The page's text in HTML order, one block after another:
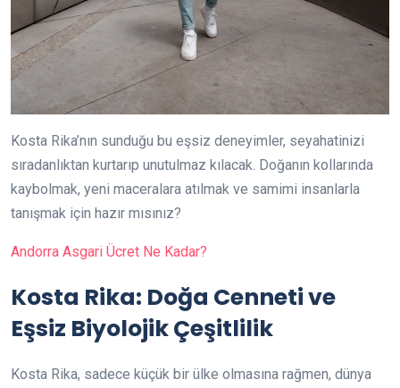
Kosta Rika’nın sunduğu bu eşsiz deneyimler, seyahatinizi
sıradanlıktan kurtarıp unutulmaz kılacak. Doğanın kollarında
kaybolmak, yeni maceralara atılmak ve samimi insanlarla
tanışmak için hazır mısınız?
Andorra Asgari Ücret Ne Kadar?
Kosta Rika: Doğa Cenneti ve
Eşsiz Biyolojik Çeşitlilik
Kosta Rika, sadece küçük bir ülke olmasına rağmen, dünya